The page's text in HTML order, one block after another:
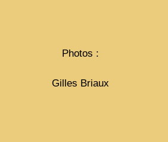
Photos :
Gilles Briaux